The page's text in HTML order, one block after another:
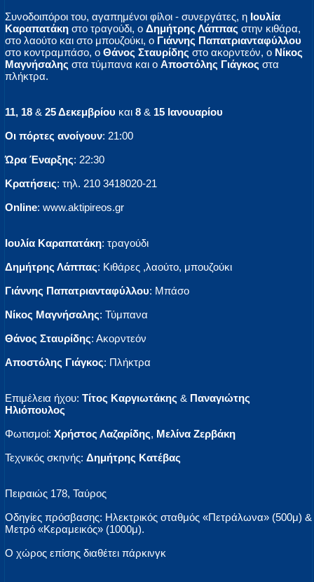
Συνοδοιπόροι του, αγαπημένοι φίλοι - συνεργάτες, η Ιουλία
Καραπατάκη στο τραγούδι, ο Δημήτρης Λάππας στην κιθάρα,
στο λαούτο και στο μπουζούκι, ο Γιάννης Παπατριανταφύλλου
στο κοντραμπάσο, ο Θάνος Σταυρίδης στο ακορντεόν, ο Νίκος
Μαγνήσαλης στα τύμπανα και ο Αποστόλης Γιάγκος στα
πλήκτρα.
11, 18 & 25 Δεκεμβρίου και 8 & 15 Ιανουαρίου
Οι πόρτες ανοίγουν: 21:00
Ώρα Έναρξης: 22:30
Κρατήσεις: τηλ. 210 3418020-21
Οnline: www.aktipireos.gr
Ιουλία Καραπατάκη: τραγούδι
Δημήτρης Λάππας: Κιθάρες ,λαούτο, μπουζούκι
Γιάννης Παπατριανταφύλλου: Μπάσο
Νίκος Μαγνήσαλης: Τύμπανα
Θάνος Σταυρίδης: Ακορντεόν
Αποστόλης Γιάγκος: Πλήκτρα
Επιμέλεια ήχου: Τίτος Καργιωτάκης & Παναγιώτης
Ηλιόπουλος
Φωτισμοί: Χρήστος Λαζαρίδης, Μελίνα Ζερβάκη
Τεχνικός σκηνής: Δημήτρης Κατέβας
Πειραιώς 178, Ταύρος
Οδηγίες πρόσβασης: Ηλεκτρικός σταθμός «Πετράλωνα» (500μ) &
Μετρό «Κεραμεικός» (1000μ).
Ο χώρος επίσης διαθέτει πάρκινγκ